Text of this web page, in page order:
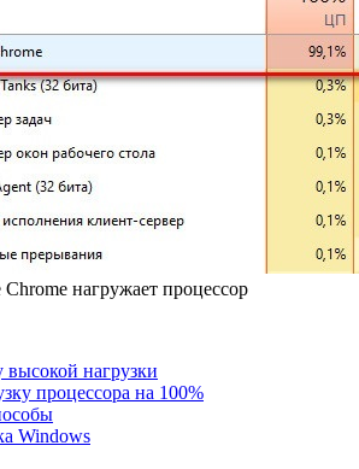
Chrome нагружает процессор
нагрузки
процессора на 100%
Windows